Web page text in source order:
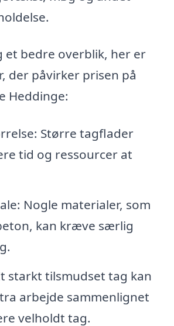
et bedre overblik, her er
der påvirker prisen på
Heddinge:
Større tagflader
tid og ressourcer at
Nogle materialer, som
kan kræve særlig
starkt tilsmudset tag kan
arbejde sammenlignet
velholdt tag.